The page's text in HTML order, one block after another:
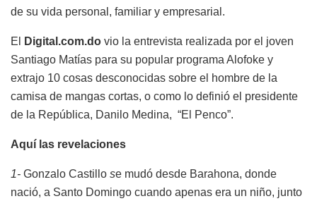
de su vida personal, familiar y empresarial.
El Digital.com.do vio la entrevista realizada por el joven
Santiago Matías para su popular programa Alofoke y
extrajo 10 cosas desconocidas sobre el hombre de la
camisa de mangas cortas, o como lo definió el presidente
de la República, Danilo Medina, “El Penco”.
Aquí las revelaciones
1- Gonzalo Castillo se mudó desde Barahona, donde
nació, a Santo Domingo cuando apenas era un niño, junto